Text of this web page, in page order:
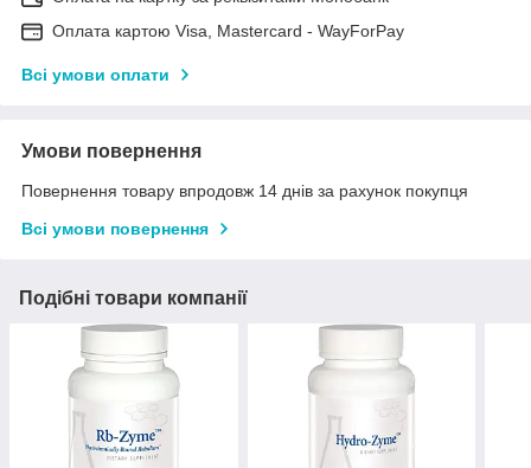
Оплата картою Visa, Mastercard - WayForPay
Всі умови оплати
Умови повернення
Повернення товару впродовж 14 днів за рахунок покупця
Всі умови повернення
Подібні товари компанії